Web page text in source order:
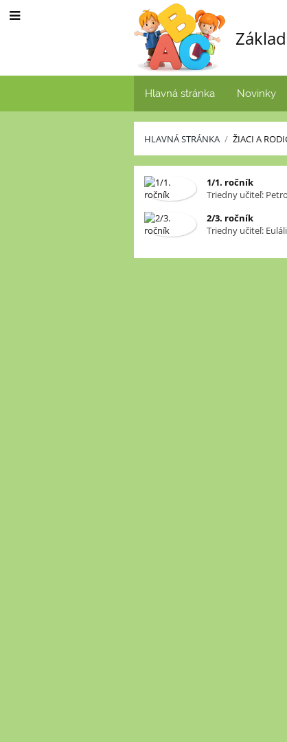
Hlavná stránka Novinky
HLAVNÁ STRÁNKA / ŽIACI A
Triedy
1/1. ročník
Triedny učiteľ:
2/3. ročník
Triedny učiteľ: